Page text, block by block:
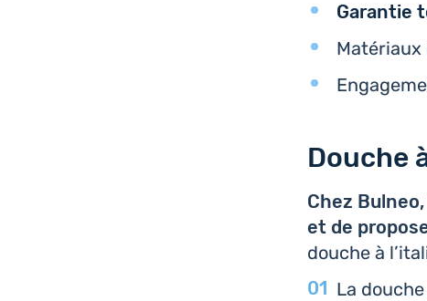
Garan­tie
Maté­riaux
Douche
Chez
et de
douche à
La